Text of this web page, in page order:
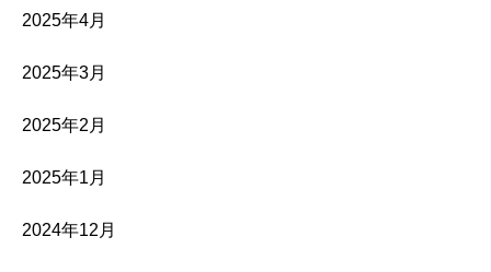
2025年4月
2025年3月
2025年2月
2025年1月
2024年12月